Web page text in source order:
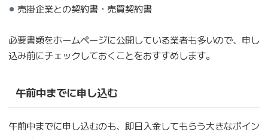
売掛企業との契約書・売買契約書
必要書類をホームページに公開している業者も多いので、申し
込み前にチェックしておくことをおすすめします。
午前中までに申し込む
午前中までに申し込むのも、即日入金してもらう大きなポイン